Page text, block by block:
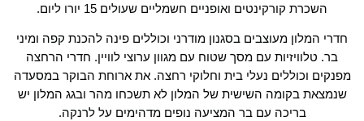
השכרת קורקינטים ואופניים חשמליים שעולים 15 יורו ליום.
חדרי המלון מעוצבים בסגנון מודרני וכוללים פינה להכנת קפה ומיני
בר. טלוויזיות עם מסך שטוח עם מגוון ערוצי לוויין. חדרי הרחצה
מפנקים וכוללים נעלי בית וחלוקי רחצה. את ארוחת הבוקר במסעדה
שנמצאת בקומה השישית של המלון לא תשכחו מהר ובגג המלון יש
בריכה עם בר המציעה נופים מדהימים על לרנקה.